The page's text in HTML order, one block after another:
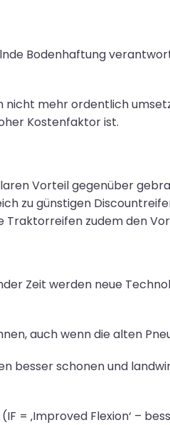
Bodenhaftung
mehr ordentlich
Kostenfaktor ist.
Vorteil gegenüber
zu günstigen
zudem den
Zeit werden neue
auch wenn die alten
besser schonen und
‚Improved Flexion‘ –